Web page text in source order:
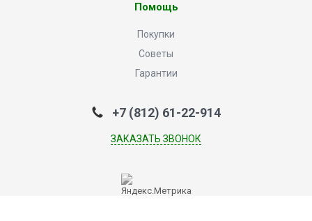
Помощь
Покупки
Советы
Гарантии
+7 (812) 61-22-914
ЗАКАЗАТЬ ЗВОНОК